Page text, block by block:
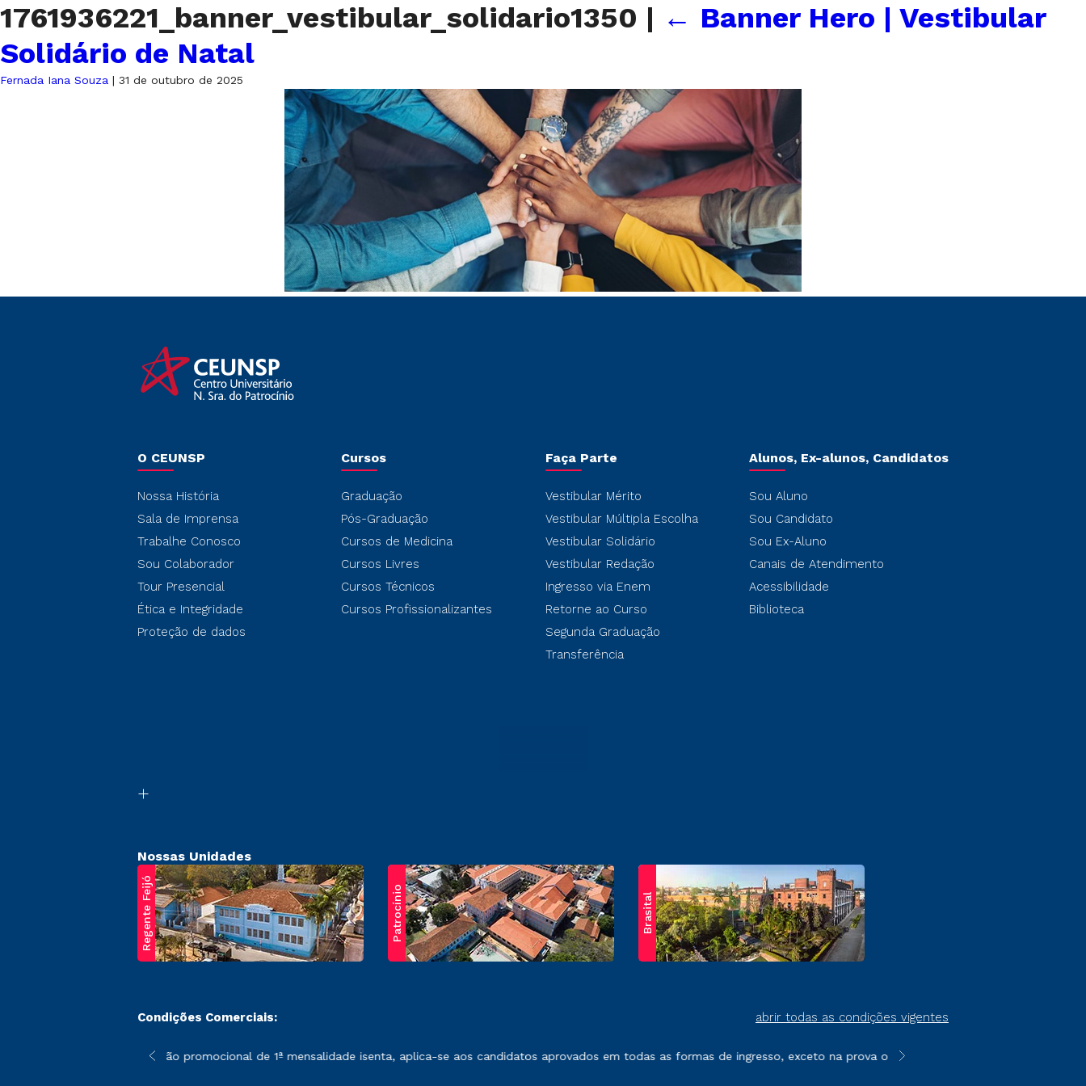
1761936221_banner_vestibular_solidario1350 | ← Banner Hero | Vestibular
Solidário de Natal
Fernada Iana Souza | 31 de outubro de 2025
O CEUNSP
Nossa História
Sala de Imprensa
Trabalhe Conosco
Sou Colaborador
Tour Presencial
Ética e Integridade
Proteção de dados
Cursos
Graduação
Pós-Graduação
Cursos de Medicina
Cursos Livres
Cursos Técnicos
Cursos Profissionalizantes
Faça Parte
Vestibular Mérito
Vestibular Múltipla Escolha
Vestibular Solidário
Vestibular Redação
Ingresso via Enem
Retorne ao Curso
Segunda Graduação
Transferência
Alunos, Ex-alunos, Candidatos
Sou Aluno
Sou Candidato
Sou Ex-Aluno
Canais de Atendimento
Acessibilidade
Biblioteca
Nossas Unidades
Regente Feijó Patrocínio Brasital
Condições Comerciais: abrir todas as condições vigentes
sofrer alterações nos períodos de rematrícula conforme exposto no contrato de prestação de serviços.
*A condição promocional de 1ª mensalidade isenta, aplica-se aos candidatos aprovados em todas as formas de ingresso, exceto na prova on-line ou agendada, que ofertam
**Semipresencial é um formato do